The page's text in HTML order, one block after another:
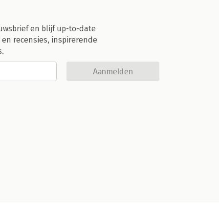
en blijf up-to-date
recensies, inspirerende
Aanmelden